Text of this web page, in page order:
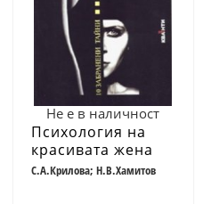
Не е в наличност
Психология на
красивата жена
С.А.Крилова; Н.В.Хамитов